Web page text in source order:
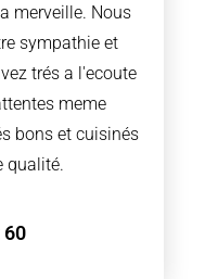
merveille. Nous
sympathie et
trés a l'ecoute
meme
bons et cuisinés
qualité.
60